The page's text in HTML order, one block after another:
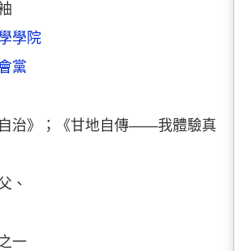
學院
黨
自治》；《甘地自傳——我體驗真
、
一